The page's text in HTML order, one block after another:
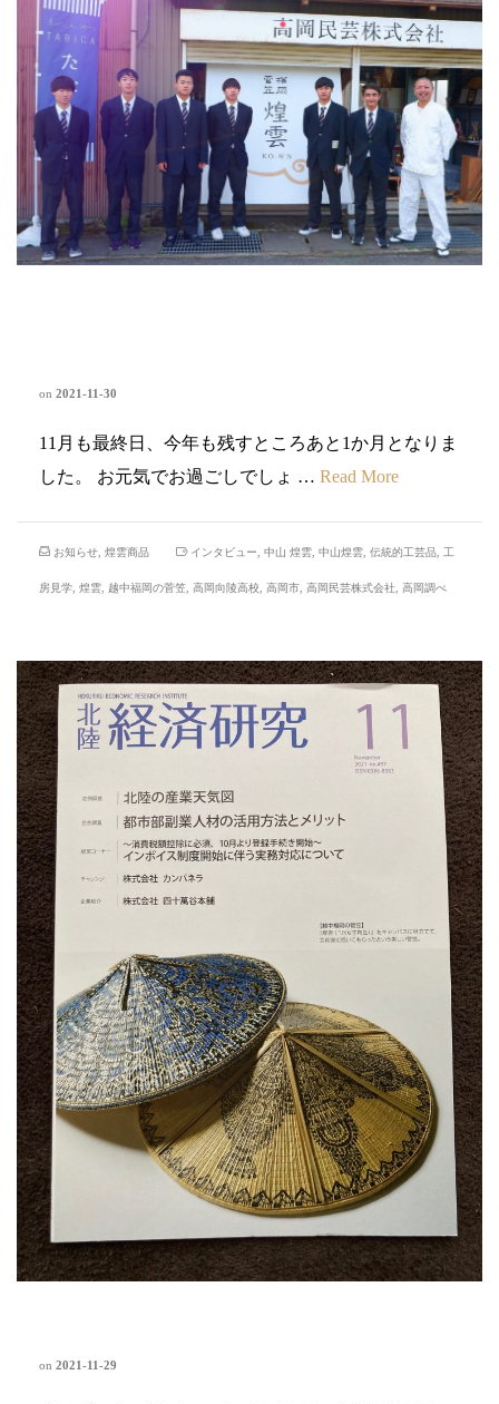
on 2021-11-30
11月も最終日、今年も残すところあと1か月となりま
した。 お元気でお過ごしでしょ … Read More
お知らせ, 煌雲商品 インタビュー, 中山 煌雲, 中山煌雲, 伝統的工芸品, 工
房見学, 煌雲, 越中福岡の菅笠, 高岡向陵高校, 高岡市, 高岡民芸株式会社, 高岡調べ
on 2021-11-29